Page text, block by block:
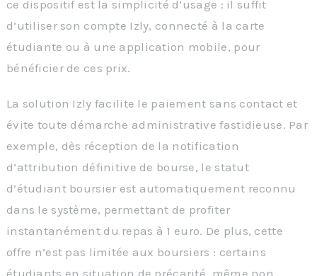
ce dispositif est la simplicité d’usage : il suffit
d’utiliser son compte Izly, connecté à la carte
étudiante ou à une application mobile, pour
bénéficier de ces prix.
La solution Izly facilite le paiement sans contact et
évite toute démarche administrative fastidieuse. Par
exemple, dès réception de la notification
d’attribution définitive de bourse, le statut
d’étudiant boursier est automatiquement reconnu
dans le système, permettant de profiter
instantanément du repas à 1 euro. De plus, cette
offre n’est pas limitée aux boursiers : certains
étudiants en situation de précarité, même non